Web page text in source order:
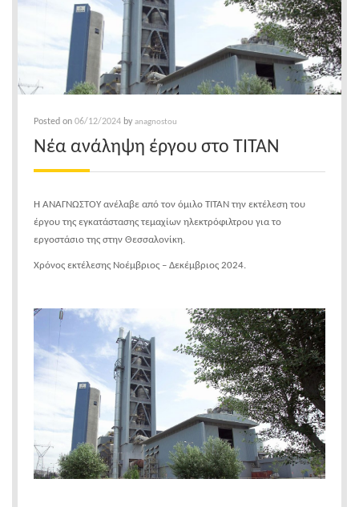
Posted on 06/12/2024 by anagnostou
Νέα ανάληψη έργου στο ΤΙΤΑΝ
Η ΑΝΑΓΝΩΣΤΟΥ ανέλαβε από τον όμιλο ΤΙΤΑΝ την εκτέλεση του
έργου της εγκατάστασης τεμαχίων ηλεκτρόφιλτρου για το
εργοστάσιο της στην Θεσσαλονίκη.
Χρόνος εκτέλεσης Νοέμβριος – Δεκέμβριος 2024.